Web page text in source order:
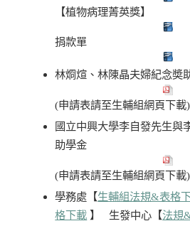
【植物病理菁英獎】
捐款單
林烱煊、林陳晶夫婦紀念奬
(申請表請至生輔組網頁下載)
國立中興大學李自發先生與
助學金
(申請表請至生輔組網頁下載)
學務處【生輔組法規&表格
格下載 】 生發中心【法規